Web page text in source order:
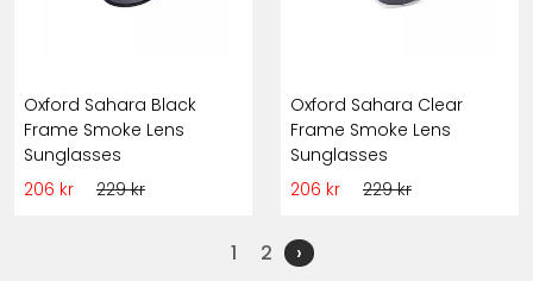
Oxford Sahara Black
Frame Smoke Lens
Sunglasses
206 kr
229 kr
Oxford Sahara Clear
Frame Smoke Lens
Sunglasses
206 kr
229 kr
1 2 ›